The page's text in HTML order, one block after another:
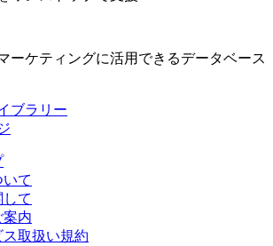
ーケティングに活用できるデータベース
て
て
案内
取扱い規約